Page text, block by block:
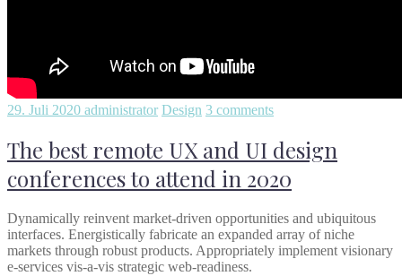
29. Juli 2020 administrator Design 3 comments
The best remote UX and UI design
conferences to attend in 2020
Dynamically reinvent market-driven opportunities and ubiquitous
interfaces. Energistically fabricate an expanded array of niche
markets through robust products. Appropriately implement visionary
e-services vis-a-vis strategic web-readiness.